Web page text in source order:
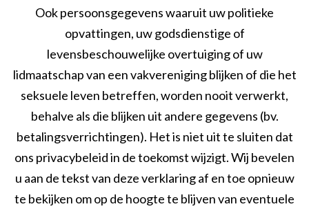
Ook persoonsgegevens waaruit uw politieke
opvattingen, uw godsdienstige of
levensbeschouwelijke overtuiging of uw
lidmaatschap van een vakvereniging blijken of die het
seksuele leven betreffen, worden nooit verwerkt,
behalve als die blijken uit andere gegevens (bv.
betalingsverrichtingen). Het is niet uit te sluiten dat
ons privacybeleid in de toekomst wijzigt. Wij bevelen
u aan de tekst van deze verklaring af en toe opnieuw
te bekijken om op de hoogte te blijven van eventuele